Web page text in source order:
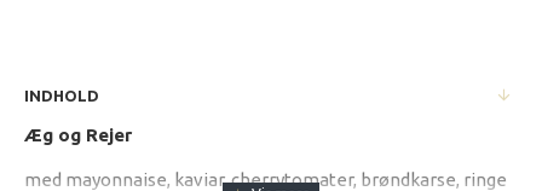
INDHOLD
Æg og Rejer
med mayonnaise, kaviar, cherrytomater, brøndkarse, ringe